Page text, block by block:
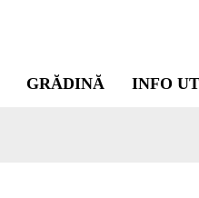
GRĂDINĂ INFO